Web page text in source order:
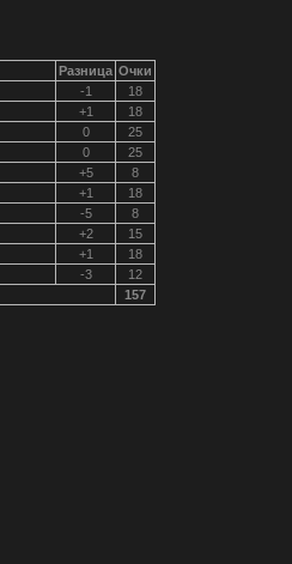
Разница Очки
-1
18
+1
18
0
25
0
25
+5
8
+1
18
-5
8
+2
15
+1
18
-3
12
157